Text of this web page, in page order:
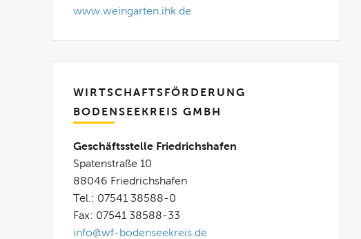
www.weingarten.ihk.de
WIRTSCHAFTSFÖRDERUNG
BODENSEEKREIS GMBH
Geschäftsstelle Friedrichshafen
Spatenstraße 10
88046 Friedrichshafen
Tel.: 07541 38588-0
Fax: 07541 38588-33
info@wf-bodenseekreis.de